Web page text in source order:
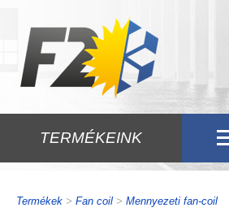
TERMÉKEINK
Termékek > Fan coil > Mennyezeti fan-coil